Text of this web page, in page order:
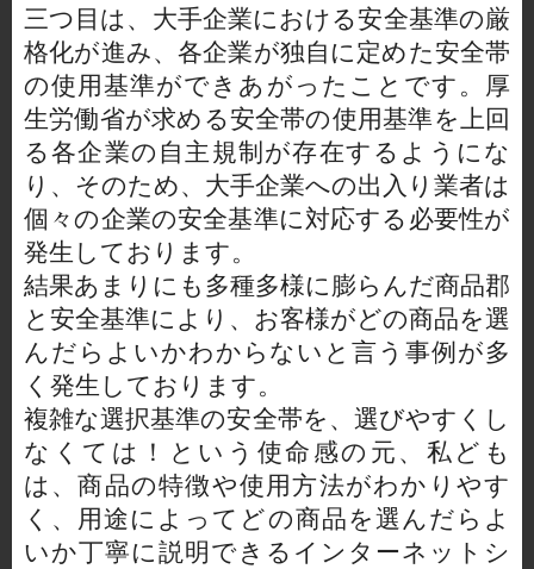
三つ目は、大手企業における安全基準の厳
格化が進み、各企業が独自に定めた安全帯
の使用基準ができあがったことです。厚
生労働省が求める安全帯の使用基準を上回
る各企業の自主規制が存在するようにな
り、そのため、大手企業への出入り業者は
個々の企業の安全基準に対応する必要性が
発生しております。
結果あまりにも多種多様に膨らんだ商品郡
と安全基準により、お客様がどの商品を選
んだらよいかわからないと言う事例が多
く発生しております。
複雑な選択基準の安全帯を、選びやすくし
なくては！という使命感の元、私ども
は、商品の特徴や使用方法がわかりやす
く、用途によってどの商品を選んだらよ
いか丁寧に説明できるインターネットシ